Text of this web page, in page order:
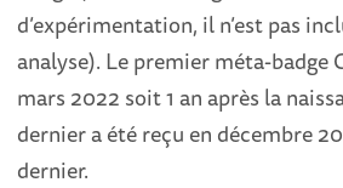
d’expérimentation, il n’est pas
analyse). Le premier méta-badge
mars 2022 soit 1 an après la
dernier a été reçu en décembre
dernier.